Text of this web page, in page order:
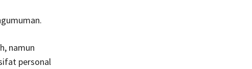
namun
personal